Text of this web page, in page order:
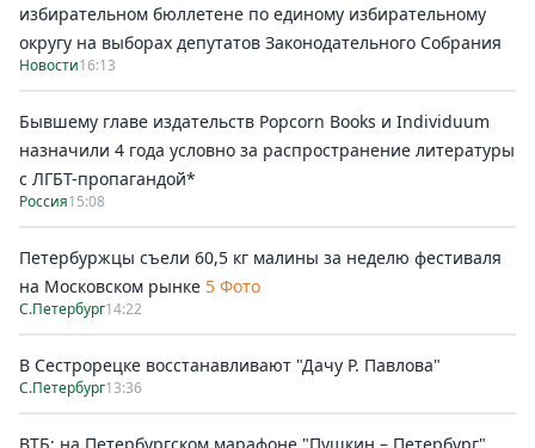
избирательном бюллетене по единому избирательному
округу на выборах депутатов Законодательного Собрания
Новости16:13
Бывшему главе издательств Popcorn Books и Individuum
назначили 4 года условно за распространение литературы
с ЛГБТ-пропагандой*
Россия15:08
Петербуржцы съели 60,5 кг малины за неделю фестиваля
на Московском рынке 5 Фото
С.Петербург14:22
В Сестрорецке восстанавливают "Дачу Р. Павлова"
С.Петербург13:36